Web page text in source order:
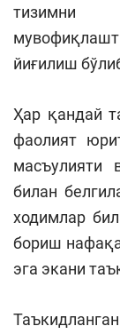
тизимни
йиғилиш
Ҳар қандай
фаолият
масъулияти
билан
ходимлар
бориш
эга экани